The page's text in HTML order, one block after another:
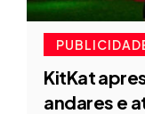
KitKat
andares e